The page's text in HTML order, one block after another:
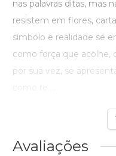
nas palavras ditas, mas
resistem em flores,
símbolo e realidade se
como força que acolhe,
por sua vez, se
Avaliações